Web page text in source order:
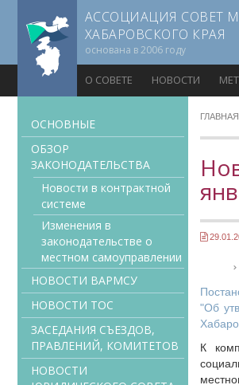
АССОЦИАЦИЯ СОВЕТ
ХАБАРОВСКОГО КРАЯ
основана в 2006 году
О СОВЕТЕ НОВОСТИ
ОСНОВНЫЕ
ОБЗОР
ЗАКОНОДАТЕЛЬСТВА
Новости в контрактной
системе
Изменения в
законодательстве о
местном самоуправлении
НОВОСТИ ВАРМСУ
НОВОСТИ ТОС
ЗАСЕДАНИЯ СЪЕЗДОВ,
ПРАВЛЕНИЙ, КОМИТЕТОВ
НОВОСТИ
ГЛАВНАЯ
"Об
К